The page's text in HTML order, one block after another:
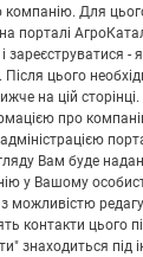
компанію. Для
порталі
зареєструватися -
цього
на цій
про
Вам буде
у Вашому
можливістю
контакти цього
знаходиться під